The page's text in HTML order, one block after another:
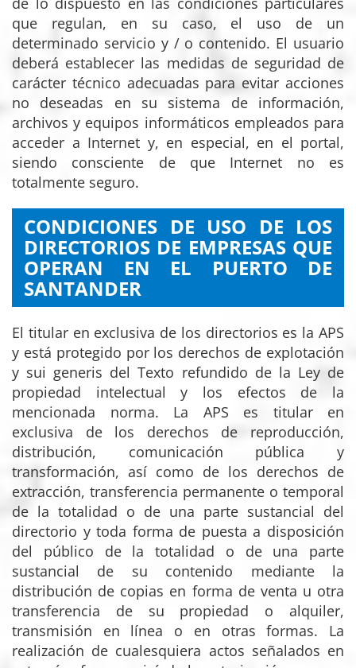
que regulan, en su caso, el uso de un
determinado servicio y / o contenido. El usuario
deberá establecer las medidas de seguridad de
carácter técnico adecuadas para evitar acciones
no deseadas en su sistema de información,
archivos y equipos informáticos empleados para
acceder a Internet y, en especial, en el portal,
siendo consciente de que Internet no es
totalmente seguro.
CONDICIONES DE USO DE LOS
DIRECTORIOS DE EMPRESAS QUE
OPERAN EN EL PUERTO DE
SANTANDER
El titular en exclusiva de los directorios es la APS
y está protegido por los derechos de explotación
y sui generis del Texto refundido de la Ley de
propiedad intelectual y los efectos de la
mencionada norma. La APS es titular en
exclusiva de los derechos de reproducción,
distribución, comunicación pública y
transformación, así como de los derechos de
extracción, transferencia permanente o temporal
de la totalidad o de una parte sustancial del
directorio y toda forma de puesta a disposición
del público de la totalidad o de una parte
sustancial de su contenido mediante la
distribución de copias en forma de venta u otra
transferencia de su propiedad o alquiler,
transmisión en línea o en otras formas. La
realización de cualesquiera actos señalados en